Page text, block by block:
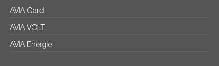
AVIA Card
AVIA VOLT
AVIA Energie